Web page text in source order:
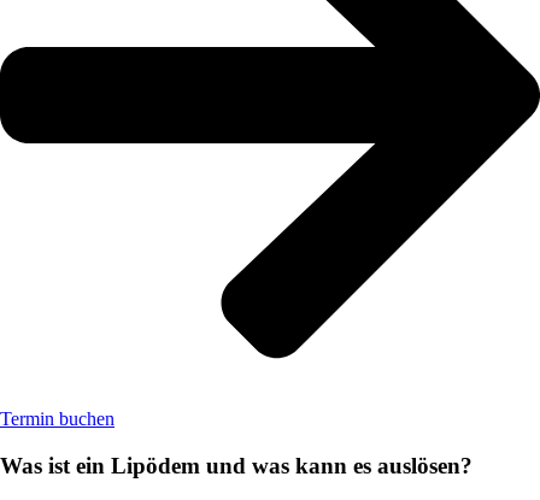
Termin buchen
Was ist ein Lipödem und was kann es auslösen?